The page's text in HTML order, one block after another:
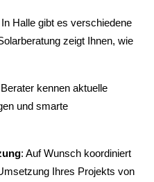
In Halle gibt es verschiedene
zeigt Ihnen, wie
kennen aktuelle
und smarte
: Auf Wunsch koordiniert
Ihres Projekts von